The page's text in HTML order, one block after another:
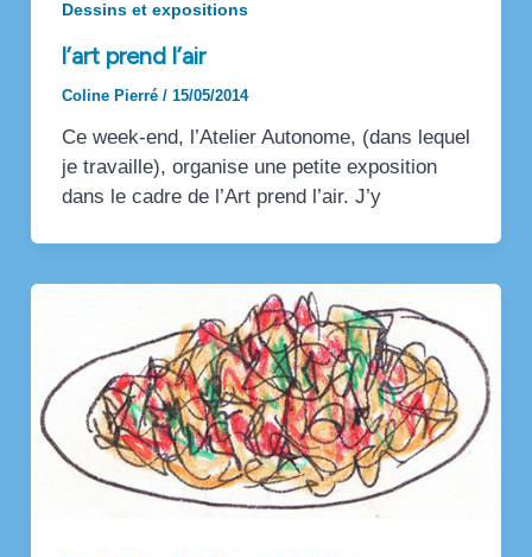
Dessins et expositions
l’art prend l’air
Coline Pierré / 15/05/2014
Ce week-end, l’Atelier Autonome, (dans lequel
je travaille), organise une petite exposition
dans le cadre de l’Art prend l’air. J’y